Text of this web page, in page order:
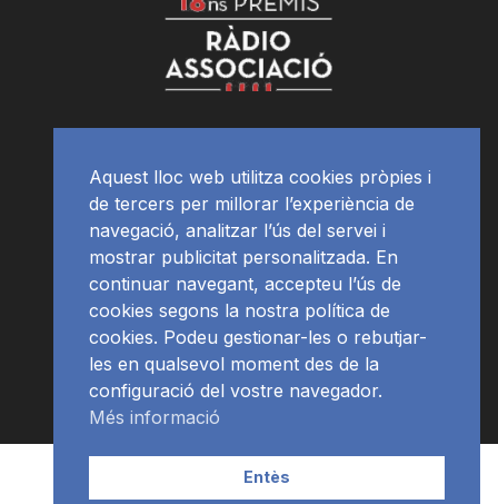
APP Programació
Aquest lloc web utilitza cookies pròpies i
de tercers per millorar l’experiència de
navegació, analitzar l’ús del servei i
mostrar publicitat personalitzada. En
continuar navegant, accepteu l’ús de
cookies segons la nostra política de
cookies. Podeu gestionar-les o rebutjar-
les en qualsevol moment des de la
configuració del vostre navegador.
Més informació
Entès